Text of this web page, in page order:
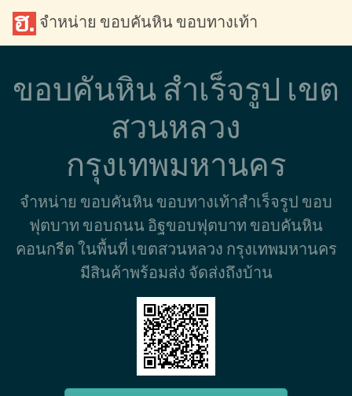
จำหน่าย ขอบคันหิน ขอบทางเท้า
ขอบคันหิน สำเร็จรูป เขต
สวนหลวง
กรุงเทพมหานคร
จำหน่าย ขอบคันหิน ขอบทางเท้าสำเร็จรูป ขอบ
ฟุตบาท ขอบถนน อิฐขอบฟุตบาท ขอบคันหิน
คอนกรีต ในพื้นที่ เขตสวนหลวง กรุงเทพมหานคร
มีสินค้าพร้อมส่ง จัดส่งถึงบ้าน